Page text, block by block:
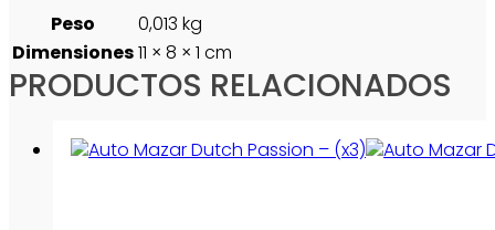
Peso
0,013 kg
Dimensiones11 × 8 × 1 cm
PRODUCTOS RELACIONADOS